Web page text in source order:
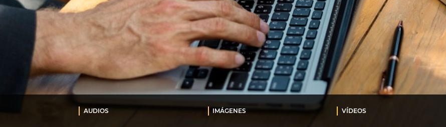
AUDIOS IMÁGENES VÍDEOS